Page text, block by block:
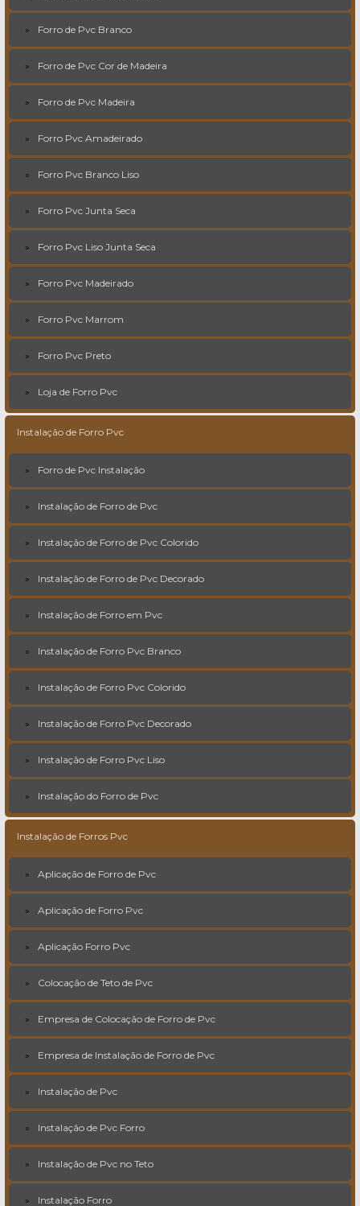
Forro de Pvc Branco
Forro de Pvc Cor de Madeira
Forro de Pvc Madeira
Forro Pvc Amadeirado
Forro Pvc Branco Liso
Forro Pvc Junta Seca
Forro Pvc Liso Junta Seca
Forro Pvc Madeirado
Forro Pvc Marrom
Forro Pvc Preto
Loja de Forro Pvc
Instalação de Forro Pvc
Forro de Pvc Instalação
Instalação de Forro de Pvc
Instalação de Forro de Pvc Colorido
Instalação de Forro de Pvc Decorado
Instalação de Forro em Pvc
Instalação de Forro Pvc Branco
Instalação de Forro Pvc Colorido
Instalação de Forro Pvc Decorado
Instalação de Forro Pvc Liso
Instalação do Forro de Pvc
Instalação de Forros Pvc
Aplicação de Forro de Pvc
Aplicação de Forro Pvc
Aplicação Forro Pvc
Colocação de Teto de Pvc
Empresa de Colocação de Forro de Pvc
Empresa de Instalação de Forro de Pvc
Instalação de Pvc
Instalação de Pvc Forro
Instalação de Pvc no Teto
Instalação Forro